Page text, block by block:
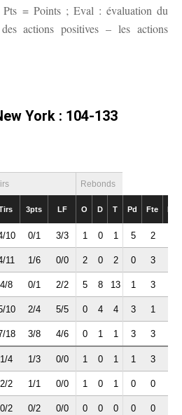
= Points ; Eval : évaluation du
actions positives – les actions
York : 104-133
Rebonds
3pts LF O D T Pd Fte
10 0/1 3/3 1 0 1 5 2
11 1/6 0/0 2 0 2 0 3
4/8 0/1 2/2 5 8 13 1 3
10 2/4 5/5 0 4 4 3 1
18 3/8 4/6 0 1 1 3 3
1/4 1/3 0/0 1 0 1 1 3
2/2 1/1 0/0 1 0 1 0 0
0/2 0/2 0/0 0 0 0 0 0